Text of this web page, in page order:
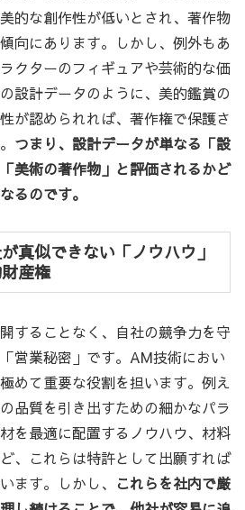
的な創作性が低いとされ、著作物
向にあります。しかし、例外もあ
クターのフィギュアや芸術的な価
設計データのように、美的鑑賞の
が認められれば、著作権で保護さ
つまり、設計データが単なる「設
美術の著作物」と評価されるかど
るのです。
真似できない「ノウハウ」
産権
することなく、自社の競争力を守
営業秘密」です。AM技術におい
めて重要な役割を担います。例え
品質を引き出すための細かなパラ
を最適に配置するノウハウ、材料
、これらは特許として出願すれば
ます。しかし、 これらを社内で厳